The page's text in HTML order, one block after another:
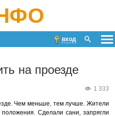
вход
на проезде
1 333
Чем меньше, тем лучше. Жители
Сделали сани, запрягли